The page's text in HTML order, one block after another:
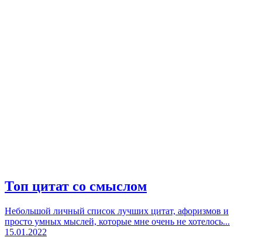
Топ цитат со смыслом
Небольшой личный список лучших цитат, афоризмов и
просто умных мыслей, которые мне очень не хотелось...
15.01.2022